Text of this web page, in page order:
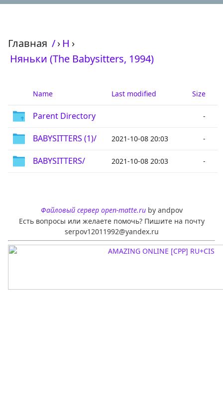
Главная /› Н ›
Няньки (The Babysitters, 1994)
Name Last modified Size
Parent Directory -
BABYSITTERS (1)/ 2021-10-08 20:03 -
BABYSITTERS/ 2021-10-08 20:03 -
Файловый сервер open-matte.ruby andpov
Есть вопросы или желаете помочь? Пишите на почту
serpov12011992@yandex.ru